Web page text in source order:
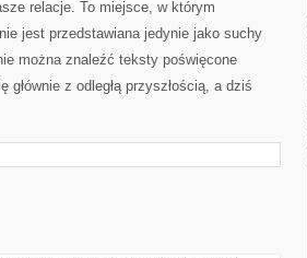
relacje. To miejsce, w którym
jest przedstawiana jedynie jako suchy
można znaleźć teksty poświęcone
z odległą przyszłością, a dziś